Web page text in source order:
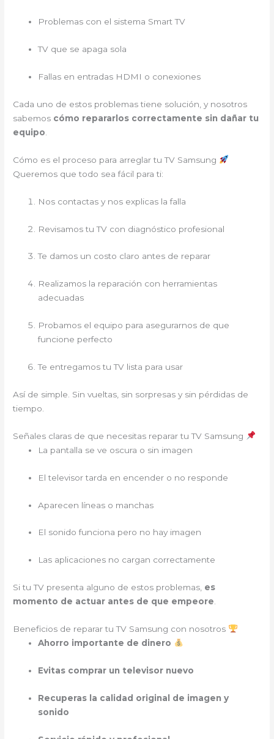
Problemas con el sistema Smart TV
TV que se apaga sola
Fallas en entradas HDMI o conexiones
Cada uno de estos problemas tiene solución, y nosotros
sabemos cómo repararlos correctamente sin dañar tu
equipo
Cómo es el proceso para arreglar tu TV Samsung
Queremos que todo sea fácil para ti:
Nos contactas y nos explicas la falla
Revisamos tu TV con diagnóstico profesional
Te damos un costo claro antes de reparar
Realizamos la reparación con herramientas
adecuadas
Probamos el equipo para asegurarnos de que
funcione perfecto
Te entregamos tu TV lista para usar
Así de simple. Sin vueltas, sin sorpresas y sin pérdidas de
tiempo.
Señales claras de que necesitas reparar tu TV Samsung
La pantalla se ve oscura o sin imagen
El televisor tarda en encender o no responde
Aparecen líneas o manchas
El sonido funciona pero no hay imagen
Las aplicaciones no cargan correctamente
Si tu TV presenta alguno de estos problemas, es
momento de actuar antes de que empeore
Beneficios de reparar tu TV Samsung con nosotros
Ahorro importante de dinero
Evitas comprar un televisor nuevo
Recuperas la calidad original de imagen y
sonido